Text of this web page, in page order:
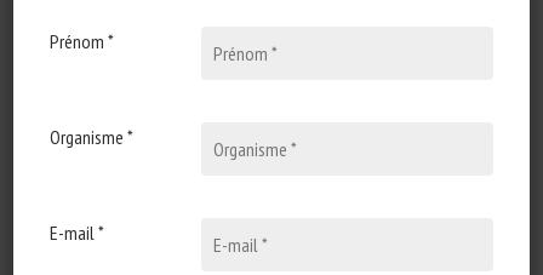
Télécharger le rapport complet (version FR)
Prénom *
Organisme *
E-mail *